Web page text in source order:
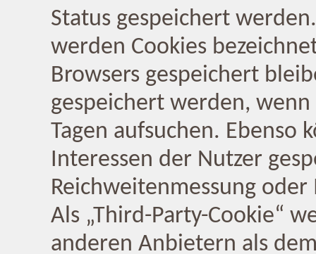
Status gespeichert
werden Cookies
Browsers gespeichert
gespeichert werden,
Tagen aufsuchen. Ebenso
Interessen der Nutzer
Reichweitenmessung
Als „Third-Party-Cookie“
anderen Anbietern als